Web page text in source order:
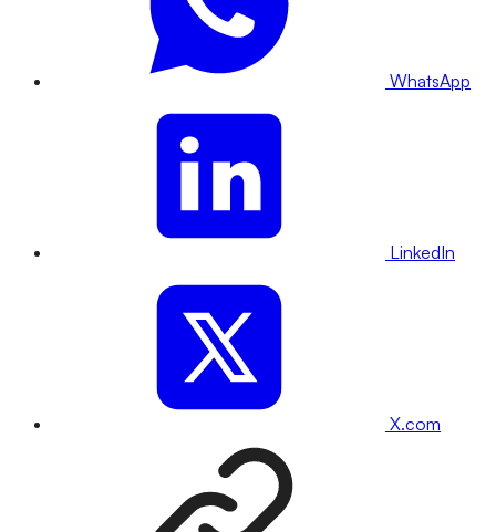
WhatsApp
LinkedIn
X.com